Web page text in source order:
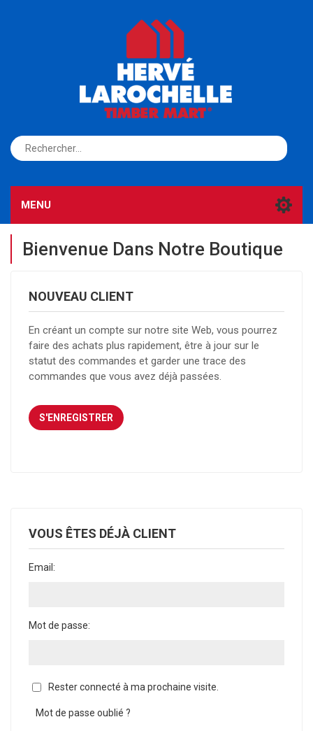
S'ENREGISTRER CONNEXION
MENU
Bienvenue Dans Notre Boutique
NOUVEAU CLIENT
En créant un compte sur notre site Web, vous pourrez
faire des achats plus rapidement, être à jour sur le
statut des commandes et garder une trace des
commandes que vous avez déjà passées.
VOUS ÊTES DÉJÀ CLIENT
Email:
Mot de passe:
Rester connecté à ma prochaine visite.
Mot de passe oublié ?